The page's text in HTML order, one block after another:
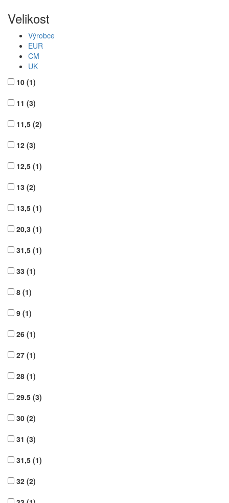
Velikost
Výrobce
EUR
CM
UK
10 (1)
11 (3)
11,5 (2)
12 (3)
12,5 (1)
13 (2)
13,5 (1)
20,3 (1)
31,5 (1)
33 (1)
8 (1)
9 (1)
26 (1)
27 (1)
28 (1)
29.5 (3)
30 (2)
31 (3)
31,5 (1)
32 (2)